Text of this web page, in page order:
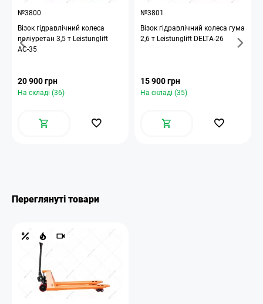
№3800
Візок гідравлічний колеса
поліуретан 3,5 т Leistunglift
АС-35
20 900 грн
На складі (36)
№3801
Візок гідравлічний колеса гума
2,6 т Leistunglift DELTA-26
15 900 грн
На складі (35)
Переглянуті товари